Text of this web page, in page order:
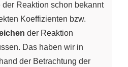
der Reaktion schon bekannt
Koeffizienten bzw.
der Reaktion
Das haben wir in
der Betrachtung der